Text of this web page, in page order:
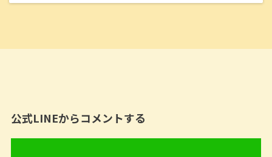
公式LINEからコメントする